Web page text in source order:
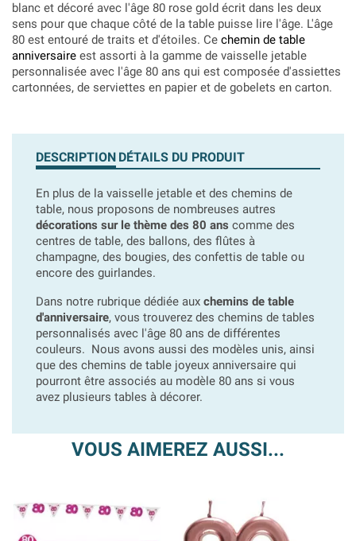
blanc et décoré avec l'âge 80 rose gold écrit dans les deux
sens pour que chaque côté de la table puisse lire l'âge. L'âge
80 est entouré de traits et d'étoiles. Ce chemin de table
anniversaire est assorti à la gamme de vaisselle jetable
personnalisée avec l'âge 80 ans qui est composée d'assiettes
cartonnées, de serviettes en papier et de gobelets en carton.
DESCRIPTION DÉTAILS DU PRODUIT
En plus de la vaisselle jetable et des chemins de
table, nous proposons de nombreuses autres
décorations sur le thème des 80 ans comme des
centres de table, des ballons, des flûtes à
champagne, des bougies, des confettis de table ou
encore des guirlandes.
Dans notre rubrique dédiée aux chemins de table
d'anniversaire, vous trouverez des chemins de tables
personnalisés avec l'âge 80 ans de différentes
couleurs. Nous avons aussi des modèles unis, ainsi
que des chemins de table joyeux anniversaire qui
pourront être associés au modèle 80 ans si vous
avez plusieurs tables à décorer.
VOUS AIMEREZ AUSSI...